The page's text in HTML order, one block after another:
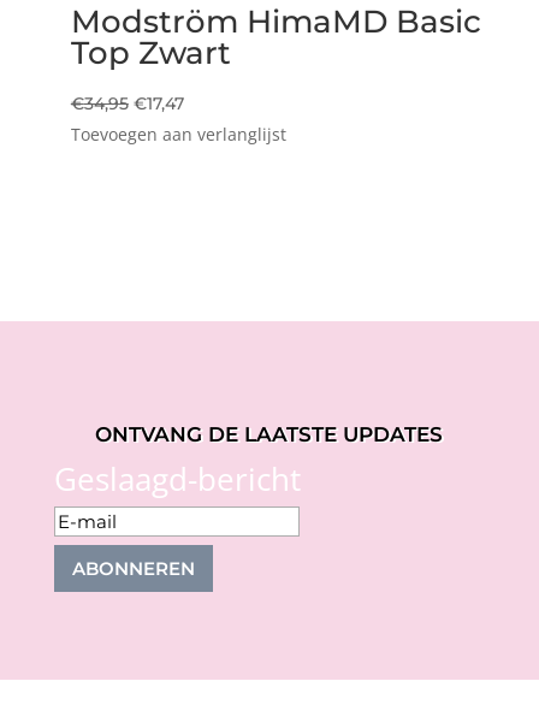
Modström HimaMD Basic
Top Zwart
€34,95 Oorspronkelijke
prijs
€17,47Huidige
prijs
Toevoegen aan verlanglijst
ONTVANG DE LAATSTE UPDATES
Geslaagd-bericht
ABONNEREN